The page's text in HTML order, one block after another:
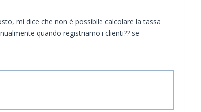
mi dice che non è possibile calcolare la tassa
quando registriamo i clienti?? se